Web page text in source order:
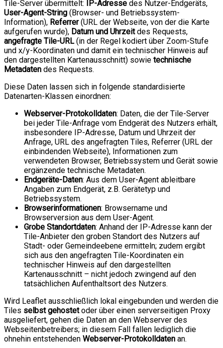
Tile-Server übermittelt:
IP-Adresse des Nutzer-Endgeräts,
User-Agent-String (Browser- und Betriebssystem-
Information), Referrer(URL der Webseite, von der die Karte
aufgerufen wurde), Datum und Uhrzeitdes Requests,
angefragte Tile-URL(in der Regel kodiert über Zoom-Stufe
und x/y-Koordinaten und damit ein technischer Hinweis auf
den dargestellten Kartenausschnitt) sowie technische
Metadaten des Requests.
Diese Daten lassen sich in folgende standardisierte
Datenarten-Klassen einordnen:
Webserver-Protokolldaten: Daten, die der Tile-Server
bei jeder Tile-Anfrage vom Endgerät des Nutzers erhält,
insbesondere IP-Adresse, Datum und Uhrzeit der
Anfrage, URL des angefragten Tiles, Referrer (URL der
einbindenden Webseite), Informationen zum
verwendeten Browser, Betriebssystem und Gerät sowie
ergänzende technische Metadaten.
Endgeräte-Daten: Aus dem User-Agent ableitbare
Angaben zum Endgerät, z.B. Gerätetyp und
Betriebssystem.
Browserinformationen: Browsername und
Browserversion aus dem User-Agent.
Grobe Standortdaten: Anhand der IP-Adresse kann der
Tile-Anbieter den groben Standort des Nutzers auf
Stadt- oder Gemeindeebene ermitteln; zudem ergibt
sich aus den angefragten Tile-Koordinaten ein
technischer Hinweis auf den dargestellten
Kartenausschnitt – nicht jedoch zwingend auf den
tatsächlichen Aufenthaltsort des Nutzers.
Wird Leaflet ausschließlich lokal eingebunden und werden die
Tiles selbst gehostetoder über einen serverseitigen Proxy
ausgeliefert, gehen die Daten an den Webserver des
Webseitenbetreibers; in diesem Fall fallen lediglich die
ohnehin entstehenden Webserver-Protokolldaten an.